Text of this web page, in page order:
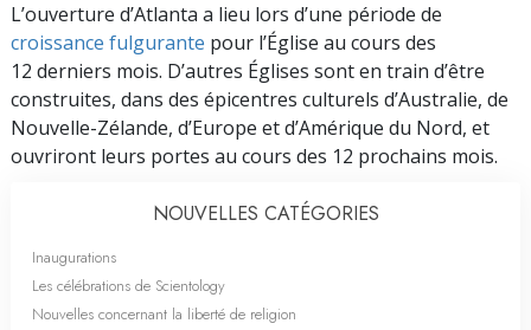
L’ouverture d’Atlanta a lieu lors d’une période de
croissance fulgurante pour l’Église au cours des
12 derniers mois. D’autres Églises sont en train d’être
construites, dans des épicentres culturels d’Australie, de
Nouvelle-Zélande, d’Europe et d’Amérique du Nord, et
ouvriront leurs portes au cours des 12 prochains mois.
NOUVELLES CATÉGORIES
Inaugurations
Les célébrations de Scientology
Nouvelles concernant la liberté de religion